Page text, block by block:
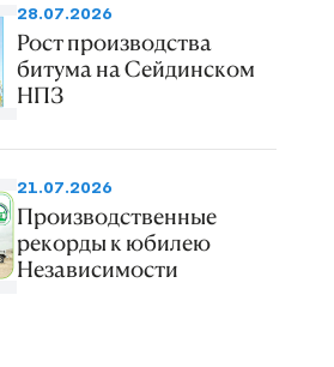
28.07.2026
Рост производства
битума на Сейдинском
НПЗ
21.07.2026
Производственные
рекорды к юбилею
Независимости